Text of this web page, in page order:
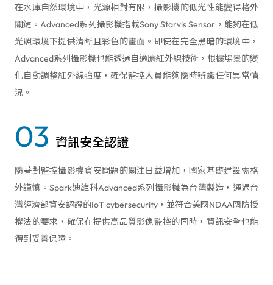
在水庫自然環境中，光源相對有限，攝影機的低光性能變得格外
關鍵。Advanced系列攝影機搭載Sony Starvis Sensor，能夠在低
光照環境下提供清晰且彩色的畫面。即使在完全黑暗的環境中，
Advanced系列攝影機也能透過自適應紅外線技術，根據場景的變
化自動調整紅外線強度，確保監控人員能夠隨時辨識任何異常情
況。
03 資訊安全認證
隨著對監控攝影機資安問題的關注日益增加，國家基礎建設需格
外謹慎。Spark迪維科Advanced系列攝影機為台灣製造，通過台
灣經濟部資安認證的IoT cybersecurity，並符合美國NDAA國防授
權法的要求，確保在提供高品質影像監控的同時，資訊安全也能
得到妥善保障。